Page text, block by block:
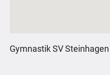
Gymnastik SV Steinhagen